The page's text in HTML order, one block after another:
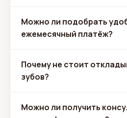
хирургическое лечение;
комплексное
стоимость фиксируется.
Можно ли подобрать
ежемесячный платёж?
график оплаты
пациента.
Почему не стоит
зубов?
может привести к более
Можно ли получить